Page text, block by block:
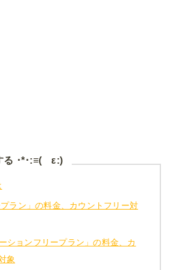
る ･*･:≡( ε:)
プラン」の料金、カウントフリー対
ションフリープラン」の料金、カ
象